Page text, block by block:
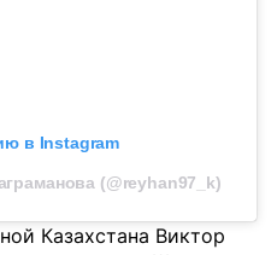
в Instagram
(@reyhan97_k)
Казахстана Виктор